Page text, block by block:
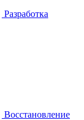
Разработка
Восстановление